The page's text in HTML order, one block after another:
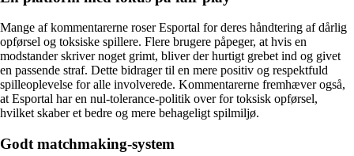
Mange af kommentarerne roser Esportal for deres håndtering af dårlig
opførsel og toksiske spillere. Flere brugere påpeger, at hvis en
modstander skriver noget grimt, bliver der hurtigt grebet ind og givet
en passende straf. Dette bidrager til en mere positiv og respektfuld
spilleoplevelse for alle involverede. Kommentarerne fremhæver også,
at Esportal har en nul-tolerance-politik over for toksisk opførsel,
hvilket skaber et bedre og mere behageligt spilmiljø.
Godt matchmaking-system